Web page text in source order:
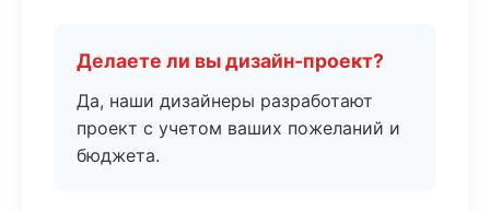
Делаете ли вы дизайн-проект?
Да, наши дизайнеры разработают
проект с учетом ваших пожеланий и
бюджета.